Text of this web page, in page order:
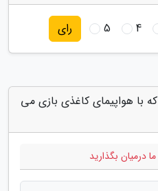
4
5 رای
با هواپیمای کاغذی بازی می
درمیان بگذارید